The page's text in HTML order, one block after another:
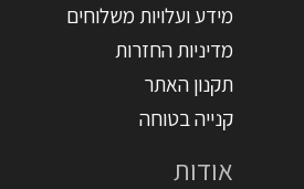
מידע ועלויות משלוחים
מדיניות החזרות
תקנון האתר
קנייה בטוחה
אודות